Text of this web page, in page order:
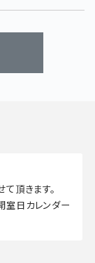
頂きます。
室日カレンダー